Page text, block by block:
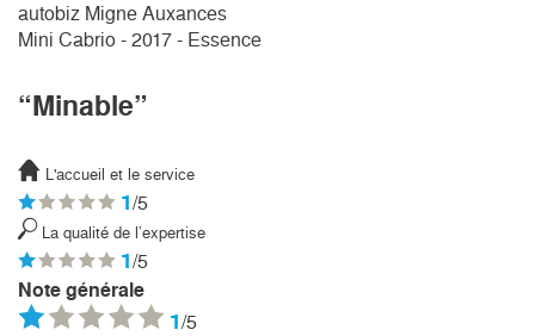
autobiz Migne Auxances
Mini Cabrio - 2017 - Essence
“Minable”
L'accueil et le service
1/5
La qualité de l’expertise
1/5
Note générale
1/5